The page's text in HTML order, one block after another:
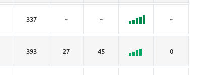
337 ~ ~ ~
393 27 45 0